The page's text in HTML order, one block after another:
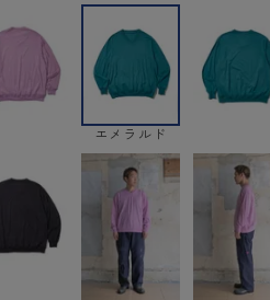
エメラルド